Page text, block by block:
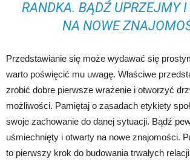
RANDKA. BĄDŹ UPRZEJMY I
NA NOWE
Przedstawianie się może wydawać się
warto poświęcić mu uwagę. Właściwe
zrobić dobre pierwsze wrażenie i otworzyć
możliwości. Pamiętaj o zasadach etykiety
swoje zachowanie do danej sytuacji. Bądź
uśmiechnięty i otwarty na nowe znajomości.
to pierwszy krok do budowania trwałych